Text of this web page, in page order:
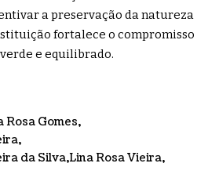
a preservação da natureza
fortalece o compromisso
e equilibrado.
Rosa Gomes
da Silva Lina Rosa Vieira